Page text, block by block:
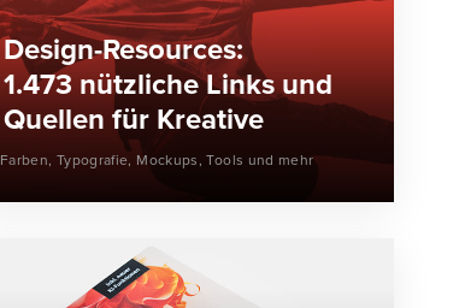
Design-Resources:
1.473 nützliche Links und
Quellen für Kreative
Farben, Typografie, Mockups, Tools und mehr